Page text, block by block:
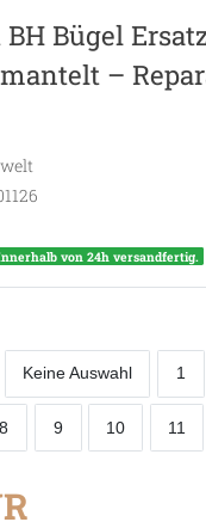
Bügel
–
von 24h versandfertig.
Keine Auswahl 1
9 10 11